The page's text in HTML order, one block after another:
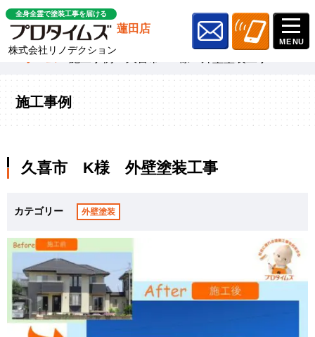
全身全霊で塗装工事を届ける
蓮田店
株式会社リノデクション
ホーム » 施工事例
施工事例
久喜市 K様 外壁塗装工事
カテゴリー 外壁塗装